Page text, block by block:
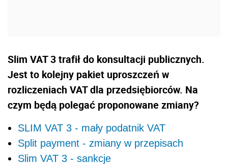
Slim VAT 3 trafił do konsultacji publicznych.
Jest to kolejny pakiet uproszczeń w
rozliczeniach VAT dla przedsiębiorców. Na
czym będą polegać proponowane zmiany?
SLIM VAT 3 - mały podatnik VAT
Split payment - zmiany w przepisach
Slim VAT 3 - sankcje